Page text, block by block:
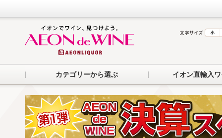
カテゴリーから選ぶ イオン直輸入